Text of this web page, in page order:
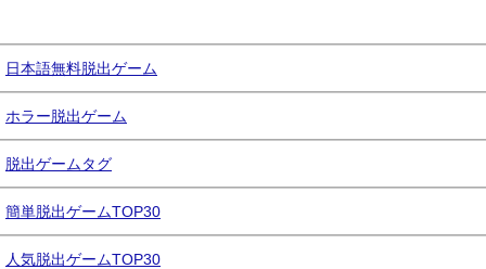
日本語無料脱出ゲーム
ホラー脱出ゲーム
脱出ゲームタグ
簡単脱出ゲームTOP30
人気脱出ゲームTOP30